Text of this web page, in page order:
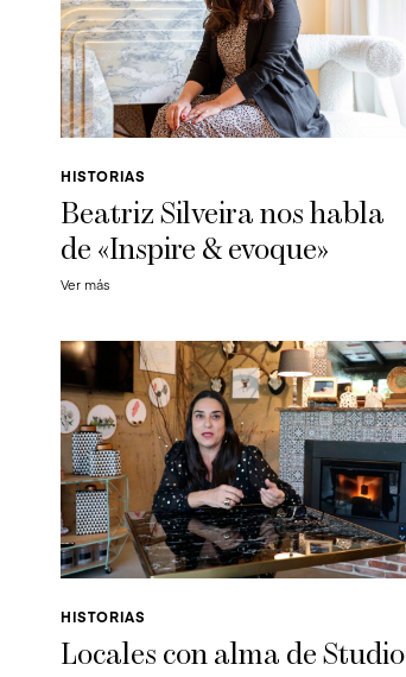
HISTORIAS
Beatriz Silveira nos habla
de «Inspire & evoque»
Ver más
HISTORIAS
Locales con alma de Studio